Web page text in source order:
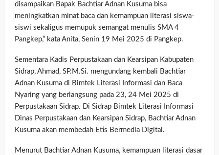
disampaikan Bapak Bachtiar Adnan Kusuma bisa
meningkatkan minat baca dan kemampuan literasi siswa-
siswi sekaligus memupuk semangat menulis SMA 4
Pangkep,” kata Anita, Senin 19 Mei 2025 di Pangkep.
Sementara Kadis Perpustakaan dan Kearsipan Kabupaten
Sidrap, Ahmad, SP.M.Si. mengundang kembali Bachtiar
Adnan Kusuma di Bimtek Literasi Informasi dan Baca
Nyaring yang berlangsung pada 23, 24 Mei 2025 di
Perpustakaan Sidrap. Di Sidrap Bimtek Literasi Informasi
Dinas Perpustakaan dan Kearsipan Sidrap, Bachtiar Adnan
Kusuma akan membedah Etis Bermedia Digital.
Menurut Bachtiar Adnan Kusuma, kemampuan literasi dasar